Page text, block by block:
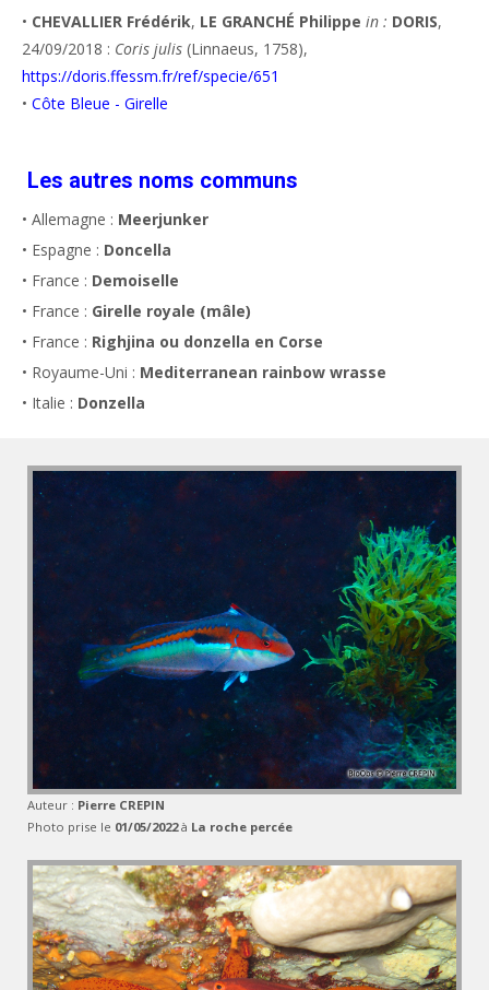
• CHEVALLIER Frédérik, LE GRANCHÉ Philippe in : DORIS,
24/09/2018 : Coris julis (Linnaeus, 1758),
https://doris.ffessm.fr/ref/specie/651
• Côte Bleue - Girelle
Les autres noms communs
• Allemagne : Meerjunker
• Espagne : Doncella
• France : Demoiselle
• France : Girelle royale (mâle)
• France : Righjina ou donzella en Corse
• Royaume-Uni : Mediterranean rainbow wrasse
• Italie : Donzella
Auteur : Pierre CREPIN
Photo prise le 01/05/2022à La roche percée